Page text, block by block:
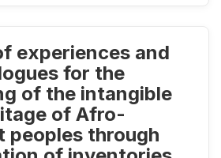
experiences and
for the
of the intangible
of Afro-
peoples through